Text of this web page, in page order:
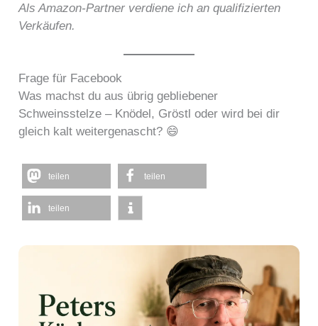
Als Amazon-Partner verdiene ich an qualifizierten
Verkäufen.
Frage für Facebook
Was machst du aus übrig gebliebener
Schweinsstelze – Knödel, Gröstl oder wird bei dir
gleich kalt weitergenascht? 😄
teilen teilen
teilen